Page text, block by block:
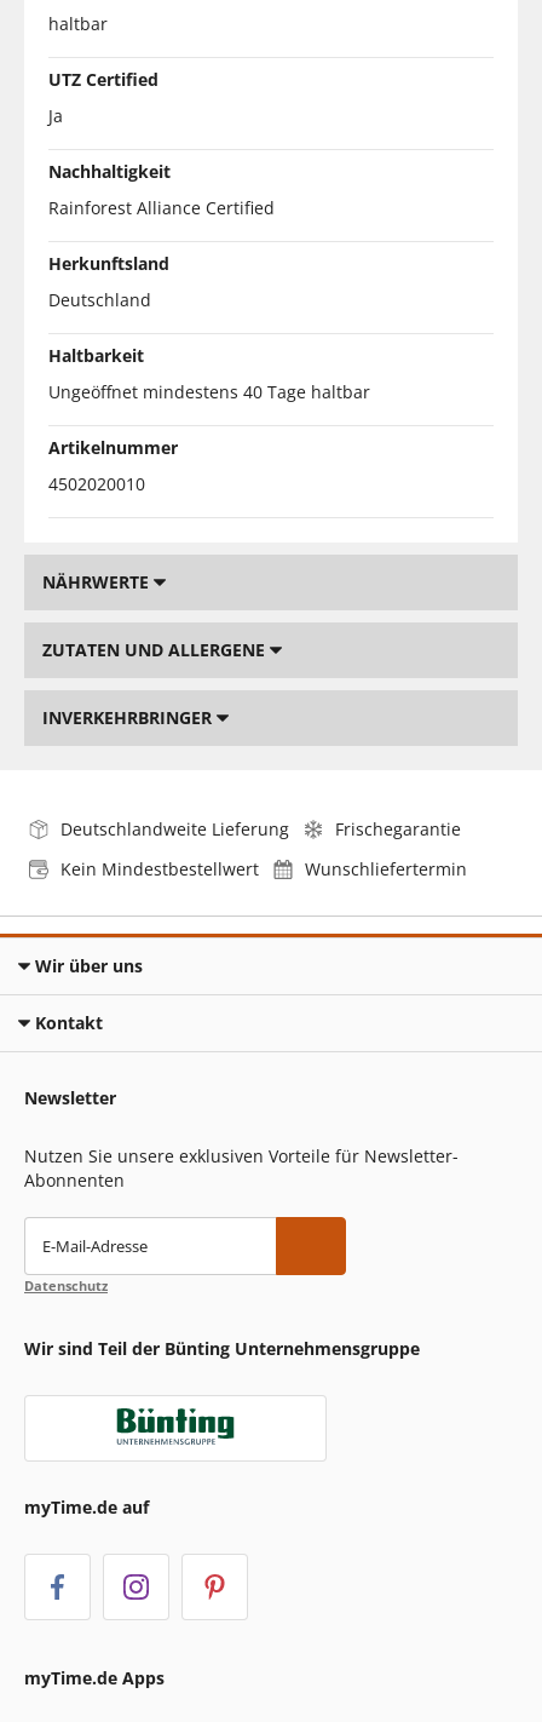
haltbar
UTZ Certified
Ja
Nachhaltigkeit
Rainforest Alliance Certified
Herkunftsland
Deutschland
Haltbarkeit
Ungeöffnet mindestens 40 Tage haltbar
Artikelnummer
4502020010
NÄHRWERTE
ZUTATEN UND ALLERGENE
INVERKEHRBRINGER
Deutschlandweite Lieferung
Frischegarantie
Kein Mindestbestellwert
Wunschliefertermin
Wir über uns
Kontakt
Newsletter
Nutzen Sie unsere exklusiven Vorteile für Newsletter-
Abonnenten
E-Mail-Adresse
Datenschutz
Wir sind Teil der Bünting Unternehmensgruppe
myTime.de auf
myTime.de Apps